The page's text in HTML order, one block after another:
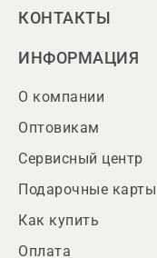
КОНТАКТЫ
ИНФОРМАЦИЯ
О компании
Оптовикам
Сервисный центр
Подарочные карты
Как купить
Оплата